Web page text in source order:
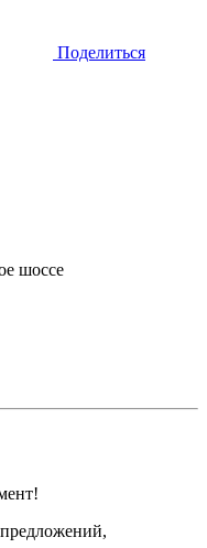
Поделиться
шоссе